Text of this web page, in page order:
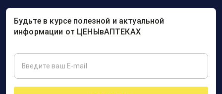
Будьте в курсе полезной и актуальной
информации от ЦЕНЫвАПТЕКАХ